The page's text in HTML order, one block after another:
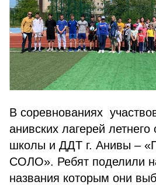
В соревнованиях
анивских лагерей
школы и ДДТ г. Анивы –
СОЛО». Ребят поделили
названия которым они